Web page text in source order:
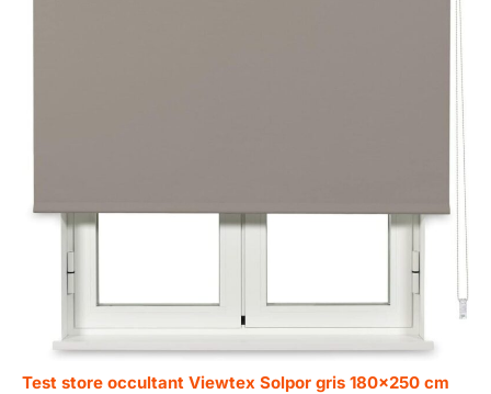
Test store occultant Viewtex Solpor gris 180×250 cm